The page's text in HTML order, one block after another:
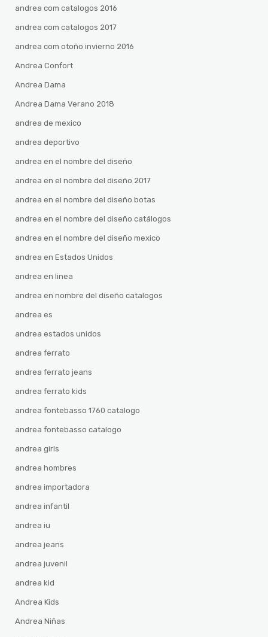
andrea com catalogos 2016
andrea com catalogos 2017
andrea com otoño invierno 2016
Andrea Confort
Andrea Dama
Andrea Dama Verano 2018
andrea de mexico
andrea deportivo
andrea en el nombre del diseño
andrea en el nombre del diseño 2017
andrea en el nombre del diseño botas
andrea en el nombre del diseño catálogos
andrea en el nombre del diseño mexico
andrea en Estados Unidos
andrea en linea
andrea en nombre del diseño catalogos
andrea es
andrea estados unidos
andrea ferrato
andrea ferrato jeans
andrea ferrato kids
andrea fontebasso 1760 catalogo
andrea fontebasso catalogo
andrea girls
andrea hombres
andrea importadora
andrea infantil
andrea iu
andrea jeans
andrea juvenil
andrea kid
Andrea Kids
Andrea Niñas